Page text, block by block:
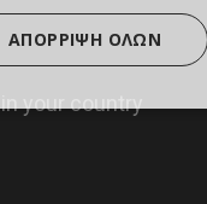
ΑΠΌΡΡΙΨΗ ΌΛΩΝ